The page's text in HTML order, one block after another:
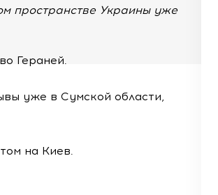
пространстве Украины уже
Гераней.
уже в Сумской области,
на Киев.